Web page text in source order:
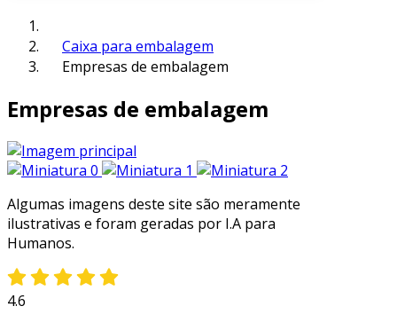
Caixa para embalagem
Empresas de embalagem
Empresas de embalagem
Algumas imagens deste site são meramente
ilustrativas e foram geradas por I.A para
Humanos.
4.6